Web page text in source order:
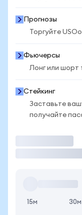
Прогнозы
Торгуйте
Фьючерсы
Лонг или шорт
Стейкинг
Заставьте
получайте
15м 30м